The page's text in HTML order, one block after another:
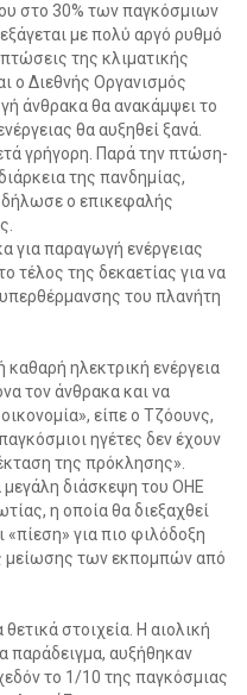
στο 30% των παγκόσμιων
με πολύ αργό ρυθμό
της κλιματικής
ο Διεθνής Οργανισμός
άνθρακα θα ανακάμψει το
θα αυξηθεί ξανά.
γρήγορη. Παρά την πτώση-
της πανδημίας,
δήλωσε ο επικεφαλής
για παραγωγή ενέργειας
τέλος της δεκαετίας για να
του πλανήτη
ηλεκτρική ενέργεια
τον άνθρακα και να
είπε ο Τζόουνς,
ηγέτες δεν έχουν
της πρόκλησης».
μεγάλη διάσκεψη του ΟΗΕ
η οποία θα διεξαχθεί
«πίεση» για πιο φιλόδοξη
μείωσης των εκπομπών από
στοιχεία. Η αιολική
παράδειγμα, αυξήθηκαν
το 1/10 της παγκόσμιας